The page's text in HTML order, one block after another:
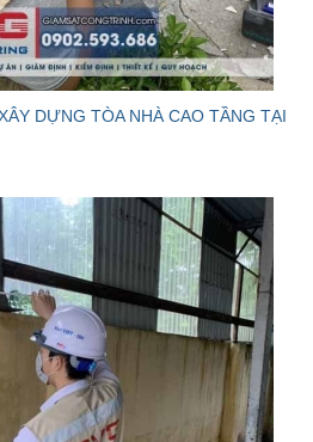
DỰNG TÒA NHÀ CAO TẦNG TẠI